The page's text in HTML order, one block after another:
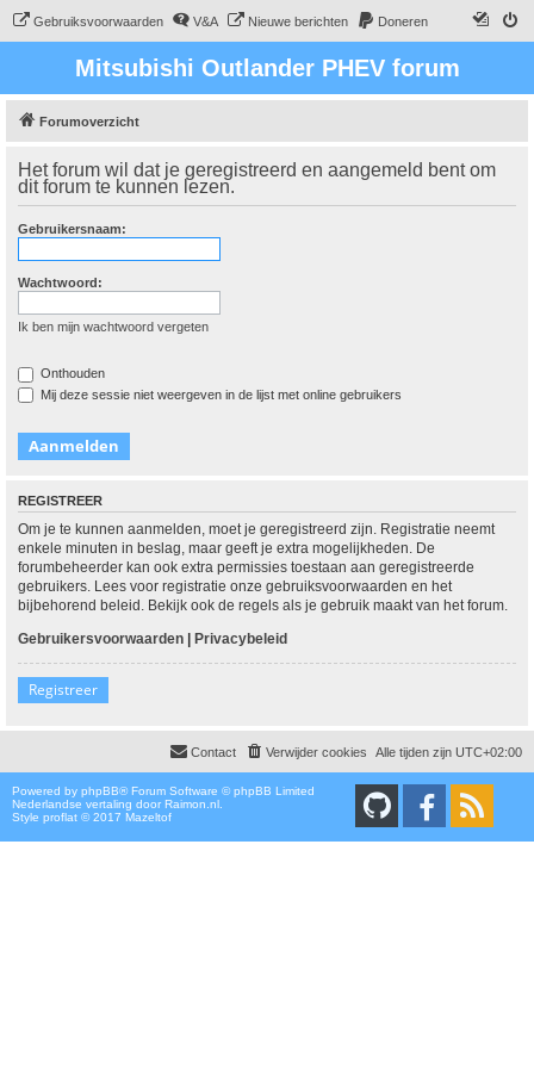
Gebruiksvoorwaarden V&A Nieuwe berichten Doneren
Mitsubishi Outlander PHEV forum
Forumoverzicht
Het forum wil dat je geregistreerd en aangemeld bent om
dit forum te kunnen lezen.
Gebruikersnaam:
Wachtwoord:
Ik ben mijn wachtwoord vergeten
Onthouden
Mij deze sessie niet weergeven in de lijst met online gebruikers
REGISTREER
Om je te kunnen aanmelden, moet je geregistreerd zijn. Registratie neemt
enkele minuten in beslag, maar geeft je extra mogelijkheden. De
forumbeheerder kan ook extra permissies toestaan aan geregistreerde
gebruikers. Lees voor registratie onze gebruiksvoorwaarden en het
bijbehorend beleid. Bekijk ook de regels als je gebruik maakt van het forum.
Gebruikersvoorwaarden | Privacybeleid
Registreer
Alle tijden zijn UTC+02:00
Verwijder cookies
Contact
Powered by phpBB® Forum Software © phpBB Limited
Nederlandse vertaling door Raimon.nl
Style proflat © 2017 Mazeltof